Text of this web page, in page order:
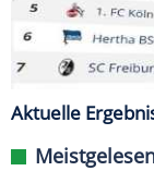
Aktuelle